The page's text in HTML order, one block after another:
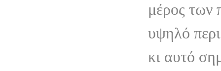
μέρος των
υψηλό
κι αυτό